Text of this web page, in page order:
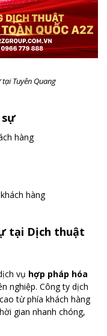
Tuyên Quang
sự
hàng
hàng
tại Dịch thuật
vụ hợp pháp hóa
nghiệp. Công ty dịch
từ phía khách hàng
gian nhanh chóng,